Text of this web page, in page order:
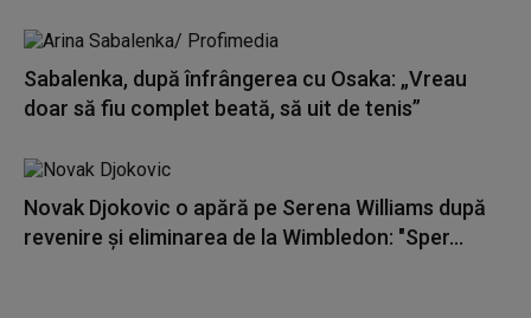
Sabalenka, după înfrângerea cu Osaka: „Vreau
doar să fiu complet beată, să uit de tenis”
Novak Djokovic o apără pe Serena Williams după
revenire și eliminarea de la Wimbledon: "Sper...